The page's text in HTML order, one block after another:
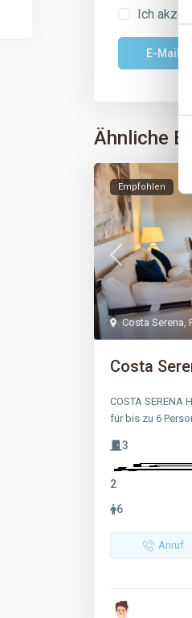
Ich
Ähnliche
Costa Serena,
Empfohlen
Costa
COSTA SERENA
für bis zu 6
3
2
6
Anruf